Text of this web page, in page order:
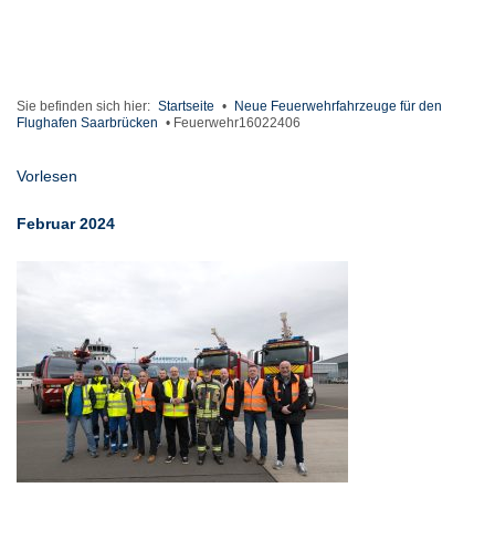
Sie befinden sich hier: Startseite •
Neue Feuerwehrfahrzeuge für den
Flughafen Saarbrücken • Feuerwehr16022406
Vorlesen
Februar 2024